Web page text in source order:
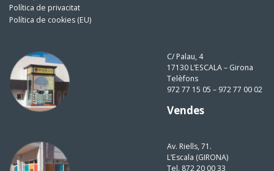
Política de privacitat
Política de cookies (EU)
C/ Palau, 4
17130 L’ESCALA – Girona
Telèfons
972 77 15 05 – 972 77 00 02
Vendes
Av. Riells, 71.
L’Escala (GIRONA)
Tel. 872 20 00 33